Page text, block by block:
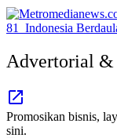
Advertorial &
Promosikan bisnis,
sini.